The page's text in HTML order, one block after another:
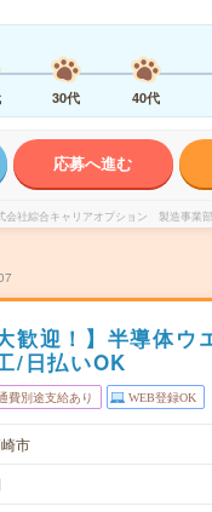
30代 40代
応募へ進む
会社綜合キャリアオプション 製造事業部
歓迎！】半導体ウ
/日払いOK
費別途支給あり WEB登録OK
市